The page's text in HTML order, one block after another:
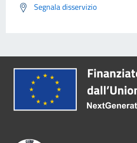
Segnala disservizio